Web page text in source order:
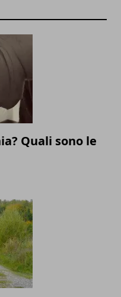
Quali sono le